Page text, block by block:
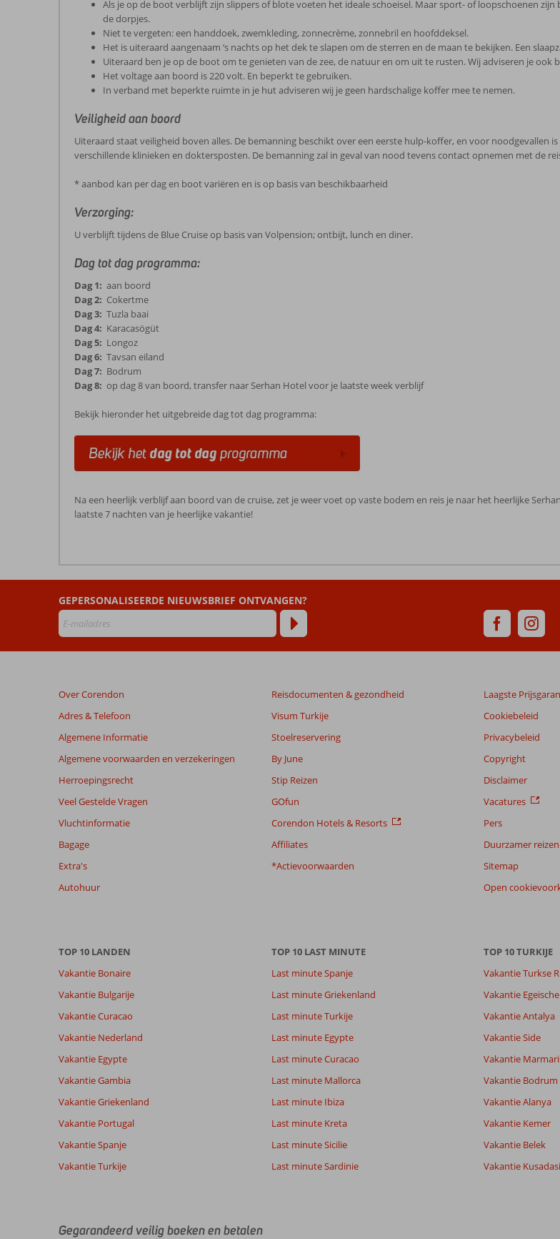
Als je op de boot verblijft zijn slippers of blote voeten het ideale schoeisel. Maar sport- of loopschoenen
de dorpjes.
Niet te vergeten: een handdoek, zwemkleding, zonnecrème, zonnebril en hoofddeksel.
Het is uiteraard aangenaam ‘s nachts op het dek te slapen om de sterren en de maan te bekijken. Een
Uiteraard ben je op de boot om te genieten van de zee, de natuur en om uit te rusten. Wij adviseren je ook
Het voltage aan boord is 220 volt. En beperkt te gebruiken.
In verband met beperkte ruimte in je hut adviseren wij je geen hardschalige koffer mee te nemen.
Veiligheid aan boord
Uiteraard staat veiligheid boven alles. De bemanning beschikt over een eerste hulp-koffer, en voor noodgevallen
verschillende klinieken en doktersposten. De bemanning zal in geval van nood tevens contact opnemen met de
* aanbod kan per dag en boot variëren en is op basis van beschikbaarheid
Verzorging:
U verblijft tijdens de Blue Cruise op basis van Volpension; ontbijt, lunch en diner.
Dag tot dag programma:
Dag 1: aan boord
Dag 2: Cokertme
Dag 3: Tuzla baai
Dag 4: Karacasögüt
Dag 5: Longoz
Dag 6: Tavsan eiland
Dag 7: Bodrum
Dag 8: op dag 8 van boord, transfer naar Serhan Hotel voor je laatste week verblijf
Bekijk hieronder het uitgebreide dag tot dag programma:
Na een heerlijk verblijf aan boord van de cruise, zet je weer voet op vaste bodem en reis je naar het heerlijke
laatste 7 nachten van je heerlijke vakantie!
door
onze
klanten
in
Blue
&
Serhan
Beoordelingen
die
weergegeven
de
relevantie
de
getoonde
te
garanderen.
info
over
beoordelingen.
GEPERSONALISEERDE NIEUWSBRIEF ONTVANGEN?
Over Corendon
Adres & Telefoon
Algemene Informatie
Algemene voorwaarden en verzekeringen
Herroepingsrecht
Veel Gestelde Vragen
Vluchtinformatie
Bagage
Extra's
Autohuur
Reisdocumenten & gezondheid
Visum Turkije
Stoelreservering
By June
Stip Reizen
GOfun
Corendon Hotels & Resorts
Affiliates
*Actievoorwaarden
Laagste
Cookiebeleid
Privacybeleid
Copyright
Disclaimer
Vacatures
Pers
Duurzamer reizen
Sitemap
Open
TOP 10 LANDEN
Vakantie Bonaire
Vakantie Bulgarije
Vakantie Curacao
Vakantie Nederland
Vakantie Egypte
Vakantie Gambia
Vakantie Griekenland
Vakantie Portugal
Vakantie Spanje
Vakantie Turkije
TOP 10 LAST MINUTE
Last minute Spanje
Last minute Griekenland
Last minute Turkije
Last minute Egypte
Last minute Curacao
Last minute Mallorca
Last minute Ibiza
Last minute Kreta
Last minute Sicilie
Last minute Sardinie
TOP 10 TURKIJE
Vakantie Turkse
Vakantie
Vakantie Antalya
Vakantie Side
Vakantie
Vakantie Bodrum
Vakantie Alanya
Vakantie Kemer
Vakantie Belek
Vakantie Kusadasi
Gegarandeerd veilig boeken en betalen